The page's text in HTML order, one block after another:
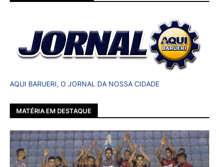
AQUI BARUERI, O JORNAL DA NOSSA CIDADE
MATÉRIA EM DESTAQUE